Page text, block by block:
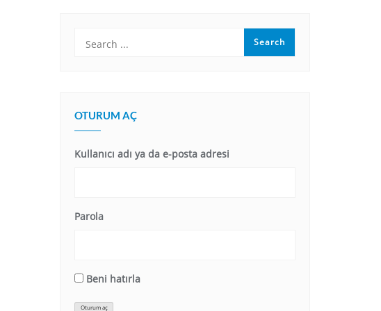
OTURUM AÇ
Kullanıcı adı ya da e-posta adresi
Parola
Beni hatırla
Oturum aç